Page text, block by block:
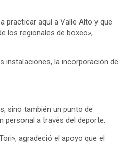
practicar aquí a Valle Alto y que
los regionales de boxeo»,
instalaciones, la incorporación de
sino también un punto de
personal a través del deporte.
agradeció el apoyo que el